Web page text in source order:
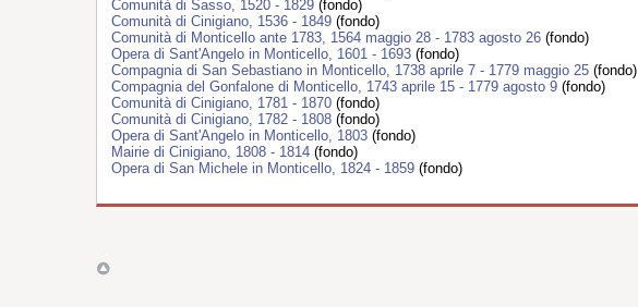
Comunità di Sasso, 1520 - 1829 (fondo)
Comunità di Cinigiano, 1536 - 1849 (fondo)
Comunità di Monticello ante 1783, 1564 maggio 28 - 1783 agosto 26 (fondo)
Opera di Sant'Angelo in Monticello, 1601 - 1693 (fondo)
Compagnia di San Sebastiano in Monticello, 1738 aprile 7 - 1779 maggio 25 (fondo)
Compagnia del Gonfalone di Monticello, 1743 aprile 15 - 1779 agosto 9 (fondo)
Comunità di Cinigiano, 1781 - 1870 (fondo)
Comunità di Cinigiano, 1782 - 1808 (fondo)
Opera di Sant'Angelo in Monticello, 1803 (fondo)
Mairie di Cinigiano, 1808 - 1814 (fondo)
Opera di San Michele in Monticello, 1824 - 1859 (fondo)